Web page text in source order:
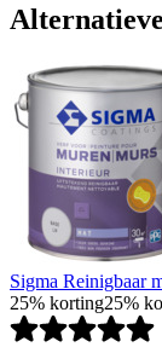
Sigma Reinigbaar
25% korting25%